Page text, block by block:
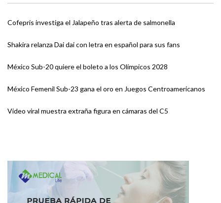
Cofepris investiga el Jalapeño tras alerta de salmonella
Shakira relanza Dai dai con letra en español para sus fans
México Sub-20 quiere el boleto a los Olímpicos 2028
México Femenil Sub-23 gana el oro en Juegos Centroamericanos
Video viral muestra extraña figura en cámaras del C5